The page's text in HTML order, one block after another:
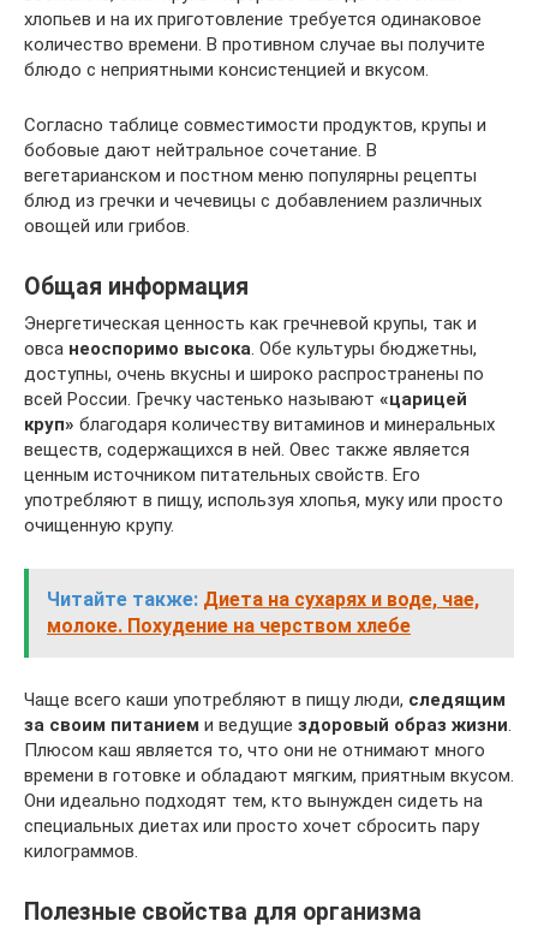
хлопьев и на их приготовление требуется одинаковое
количество времени. В противном случае вы получите
блюдо с неприятными консистенцией и вкусом.
Согласно таблице совместимости продуктов, крупы и
бобовые дают нейтральное сочетание. В
вегетарианском и постном меню популярны рецепты
блюд из гречки и чечевицы с добавлением различных
овощей или грибов.
Общая информация
Энергетическая ценность как гречневой крупы, так и
овса неоспоримо высока . Обе культуры бюджетны,
доступны, очень вкусны и широко распространены по
всей России. Гречку частенько называют «царицей
круп» благодаря количеству витаминов и минеральных
веществ, содержащихся в ней. Овес также является
ценным источником питательных свойств. Его
употребляют в пищу, используя хлопья, муку или просто
очищенную крупу.
Читайте также: Диета на сухарях и воде, чае,
молоке. Похудение на черством хлебе
Чаще всего каши употребляют в пищу люди, следящим
за своим питанием и ведущие здоровый образ жизни
Плюсом каш является то, что они не отнимают много
времени в готовке и обладают мягким, приятным вкусом.
Они идеально подходят тем, кто вынужден сидеть на
специальных диетах или просто хочет сбросить пару
килограммов.
Полезные свойства для организма